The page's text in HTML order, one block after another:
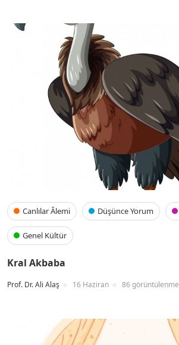
Canlılar Âlemi Düşünce Yorum
Genel Kültür
Kral Akbaba
Prof. Dr. Ali Alaş 16 Haziran 86 görüntülenme